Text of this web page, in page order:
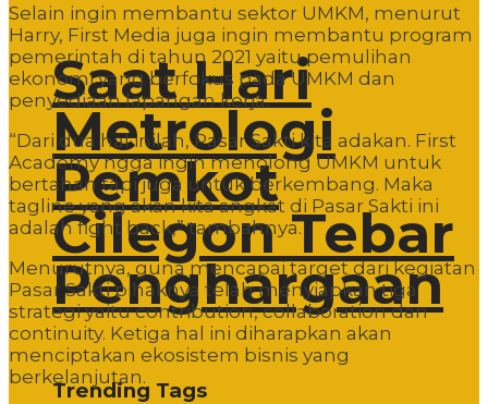
Saat Hari
Metrologi
Pemkot
Cilegon Tebar
Penghargaan
Trending Tags
Selain ingin membantu sektor UMKM, menurut
Harry, First Media juga ingin membantu program
pemerintah di tahun 2021 yaitu pemulihan
ekonomi yang berfokus pada UMKM dan
penyediaan lapangan kerja.
“Dari dua hal inilah, Pasar Sakti kita adakan. First
Academy ngga ingin menolong UMKM untuk
bertahan tapi juga untuk berkembang. Maka
tagline yang akan kita angkat di Pasar Sakti ini
adalah fight back,” tambahnya.
Menurutnya, guna mencapai target dari kegiatan
Pasar Sakti pihaknya telah menyiapkan tiga
strategi yaitu contribution, collaboration dan
continuity. Ketiga hal ini diharapkan akan
menciptakan ekosistem bisnis yang
berkelanjutan.